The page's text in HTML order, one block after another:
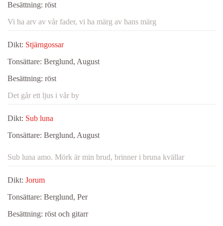
Besättning: röst
Vi ha arv av vår fader, vi ha märg av hans märg
Dikt: Stjärngossar
Tonsättare: Berglund, August
Besättning: röst
Det går ett ljus i vår by
Dikt: Sub luna
Tonsättare: Berglund, August
Sub luna amo. Mörk är min brud, brinner i bruna kvällar
Dikt: Jorum
Tonsättare: Berglund, Per
Besättning: röst och gitarr